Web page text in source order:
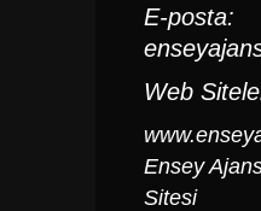
E-posta:
Web
Ensey
Sitesi